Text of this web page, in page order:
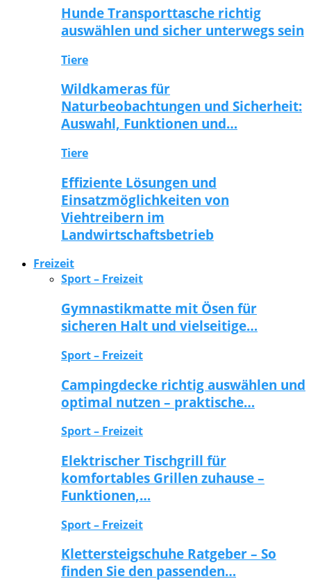
Hunde Transporttasche richtig
auswählen und sicher unterwegs sein
Tiere
Wildkameras für
Naturbeobachtungen und Sicherheit:
Auswahl, Funktionen und…
Tiere
Effiziente Lösungen und
Einsatzmöglichkeiten von
Viehtreibern im
Landwirtschaftsbetrieb
Freizeit
Sport – Freizeit
Gymnastikmatte mit Ösen für
sicheren Halt und vielseitige…
Sport – Freizeit
Campingdecke richtig auswählen und
optimal nutzen – praktische…
Sport – Freizeit
Elektrischer Tischgrill für
komfortables Grillen zuhause –
Funktionen,…
Sport – Freizeit
Klettersteigschuhe Ratgeber – So
finden Sie den passenden…